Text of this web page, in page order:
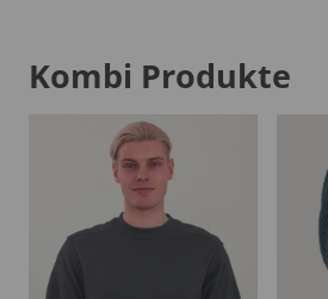
Kombi Produkte